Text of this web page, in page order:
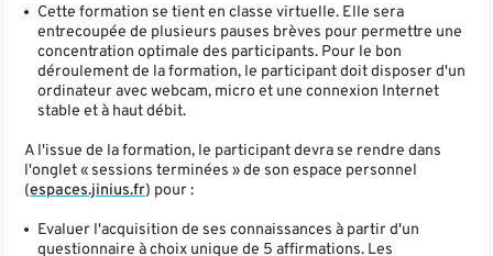
Cette formation se tient en classe virtuelle. Elle sera
entrecoupée de plusieurs pauses brèves pour permettre une
concentration optimale des participants. Pour le bon
déroulement de la formation, le participant doit disposer d'un
ordinateur avec webcam, micro et une connexion Internet
stable et à haut débit.
A l'issue de la formation, le participant devra se rendre dans
l'onglet « sessions terminées » de son espace personnel
(espaces.jinius.fr) pour :
Evaluer l'acquisition de ses connaissances à partir d'un
questionnaire à choix unique de 5 affirmations. Les